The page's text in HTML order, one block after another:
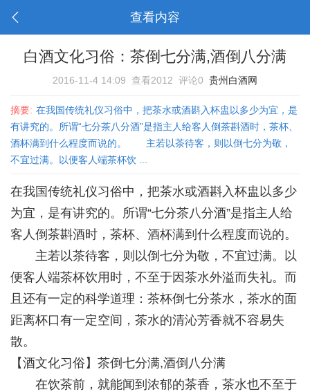
查看内容
白酒文化习俗：茶倒七分满,酒倒八分满
2016-11-4 14:09 查看2012 评论0 贵州白酒网
摘要: 在我国传统礼仪习俗中，把茶水或酒斟入杯盅以多少为宜，是
有讲究的。所谓“七分茶八分酒”是指主人给客人倒茶斟酒时，茶杯、
酒杯满到什么程度而说的。 主若以茶待客，则以倒七分为敬，
不宜过满。以便客人端茶杯饮 ...
在我国传统礼仪习俗中，把茶水或酒斟入杯盅以多少
为宜，是有讲究的。所谓“七分茶八分酒”是指主人给
客人倒茶斟酒时，茶杯、酒杯满到什么程度而说的。
主若以茶待客，则以倒七分为敬，不宜过满。以
便客人端茶杯饮用时，不至于因茶水外溢而失礼。而
且还有一定的科学道理：茶杯倒七分茶水，茶水的面
距离杯口有一定空间，茶水的清沁芳香就不容易失
散。
【酒文化习俗】茶倒七分满,酒倒八分满
在饮茶前，就能闻到浓郁的茶香，茶水也不至于